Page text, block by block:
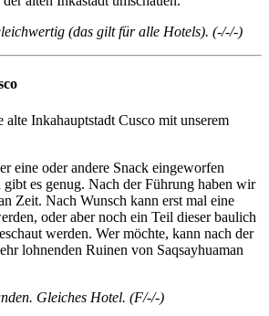
(das gilt für alle Hotels). (-/-/-)
Inkahauptstadt Cusco mit unserem
eine oder andere Snack eingeworfen
es genug. Nach der Führung haben wir
Zeit. Nach Wunsch kann erst mal eine
oder aber noch ein Teil dieser baulich
werden. Wer möchte, kann nach der
lohnenden Ruinen von Saqsayhuaman
Gleiches Hotel. (F/-/-)